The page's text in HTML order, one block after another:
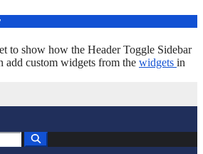
to show how the Header Toggle Sidebar
add custom widgets from the widgets in